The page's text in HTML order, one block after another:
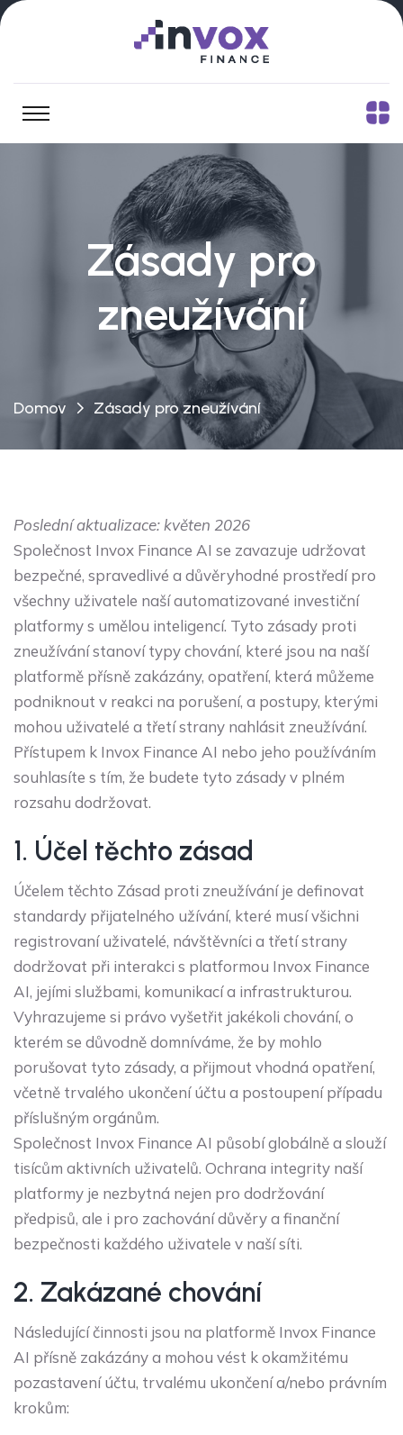
Zásady pro
zneužívání
Domov Zásady pro zneužívání
Poslední aktualizace: květen 2026
Společnost Invox Finance AI se zavazuje udržovat
bezpečné, spravedlivé a důvěryhodné prostředí pro
všechny uživatele naší automatizované investiční
platformy s umělou inteligencí. Tyto zásady proti
zneužívání stanoví typy chování, které jsou na naší
platformě přísně zakázány, opatření, která můžeme
podniknout v reakci na porušení, a postupy, kterými
mohou uživatelé a třetí strany nahlásit zneužívání.
Přístupem k Invox Finance AI nebo jeho používáním
souhlasíte s tím, že budete tyto zásady v plném
rozsahu dodržovat.
1. Účel těchto zásad
Účelem těchto Zásad proti zneužívání je definovat
standardy přijatelného užívání, které musí všichni
registrovaní uživatelé, návštěvníci a třetí strany
dodržovat při interakci s platformou Invox Finance
AI, jejími službami, komunikací a infrastrukturou.
Vyhrazujeme si právo vyšetřit jakékoli chování, o
kterém se důvodně domníváme, že by mohlo
porušovat tyto zásady, a přijmout vhodná opatření,
včetně trvalého ukončení účtu a postoupení případu
příslušným orgánům.
Společnost Invox Finance AI působí globálně a slouží
tisícům aktivních uživatelů. Ochrana integrity naší
platformy je nezbytná nejen pro dodržování
předpisů, ale i pro zachování důvěry a finanční
bezpečnosti každého uživatele v naší síti.
2. Zakázané chování
Následující činnosti jsou na platformě Invox Finance
AI přísně zakázány a mohou vést k okamžitému
pozastavení účtu, trvalému ukončení a/nebo právním
krokům: